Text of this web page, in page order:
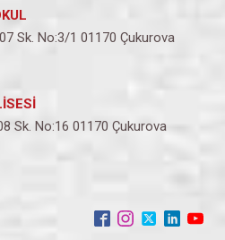
Sk. No:3/1 01170 Çukurova
Sk. No:16 01170 Çukurova